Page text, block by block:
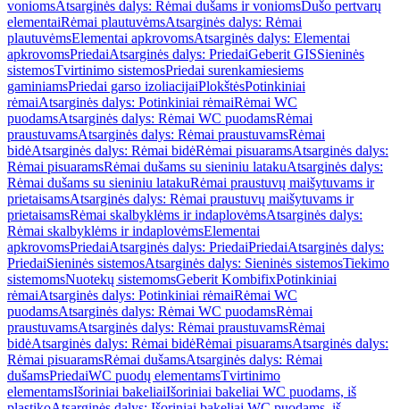
voniomsAtsarginės dalys: Rėmai dušams ir voniomsDušo pertvarų
elementaiRėmai plautuvėmsAtsarginės dalys: Rėmai
plautuvėmsElementai apkrovomsAtsarginės dalys: Elementai
apkrovomsPriedaiAtsarginės dalys: PriedaiGeberit GISSieninės
sistemosTvirtinimo sistemosPriedai surenkamiesiems
gaminiamsPriedai garso izoliacijaiPlokštėsPotinkiniai
rėmaiAtsarginės dalys: Potinkiniai rėmaiRėmai WC
puodamsAtsarginės dalys: Rėmai WC puodamsRėmai
praustuvamsAtsarginės dalys: Rėmai praustuvamsRėmai
bidėAtsarginės dalys: Rėmai bidėRėmai pisuaramsAtsarginės dalys:
Rėmai pisuaramsRėmai dušams su sieniniu latakuAtsarginės dalys:
Rėmai dušams su sieniniu latakuRėmai praustuvų maišytuvams ir
prietaisamsAtsarginės dalys: Rėmai praustuvų maišytuvams ir
prietaisamsRėmai skalbyklėms ir indaplovėmsAtsarginės dalys:
Rėmai skalbyklėms ir indaplovėmsElementai
apkrovomsPriedaiAtsarginės dalys: PriedaiPriedaiAtsarginės dalys:
PriedaiSieninės sistemosAtsarginės dalys: Sieninės sistemosTiekimo
sistemomsNuotekų sistemomsGeberit KombifixPotinkiniai
rėmaiAtsarginės dalys: Potinkiniai rėmaiRėmai WC
puodamsAtsarginės dalys: Rėmai WC puodamsRėmai
praustuvamsAtsarginės dalys: Rėmai praustuvamsRėmai
bidėAtsarginės dalys: Rėmai bidėRėmai pisuaramsAtsarginės dalys:
Rėmai pisuaramsRėmai dušamsAtsarginės dalys: Rėmai
dušamsPriedaiWC puodų elementamsTvirtinimo
elementamsIšoriniai bakeliaiIšoriniai bakeliai WC puodams, iš